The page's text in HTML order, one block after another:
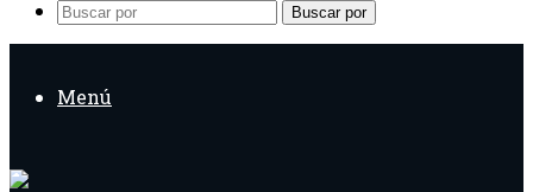
Buscar por
Menú